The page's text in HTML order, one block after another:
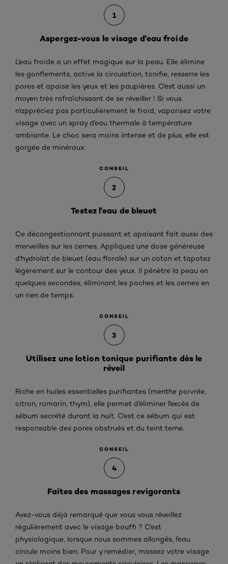
1
Aspergez-vous le visage d'eau froide
L'eau froide a un effet magique sur la peau. Elle élimine
les gonflements, active la circulation, tonifie, resserre les
pores et apaise les yeux et les paupières. C'est aussi un
moyen très rafraîchissant de se réveiller ! Si vous
n'appréciez pas particulièrement le froid, vaporisez votre
visage avec un spray d'eau thermale à température
ambiante. Le choc sera moins intense et de plus, elle est
gorgée de minéraux.
CONSEIL
2
Testez l'eau de bleuet
Ce décongestionnant puissant et apaisant fait aussi des
merveilles sur les cernes. Appliquez une dose généreuse
d'hydrolat de bleuet (eau florale) sur un coton et tapotez
légèrement sur le contour des yeux. Il pénètre la peau en
quelques secondes, éliminant les poches et les cernes en
un rien de temps.
CONSEIL
3
Utilisez une lotion tonique purifiante dès le
réveil
Riche en huiles essentielles purifiantes (menthe poivrée,
citron, romarin, thym), elle permet d'éliminer l'excès de
sébum secrété durant la nuit. C'est ce sébum qui est
responsable des pores obstrués et du teint terne.
CONSEIL
4
Faites des massages revigorants
Avez-vous déjà remarqué que vous vous réveillez
régulièrement avec le visage bouffi ? C'est
physiologique, lorsque nous sommes allongés, l'eau
circule moins bien. Pour y remédier, massez votre visage